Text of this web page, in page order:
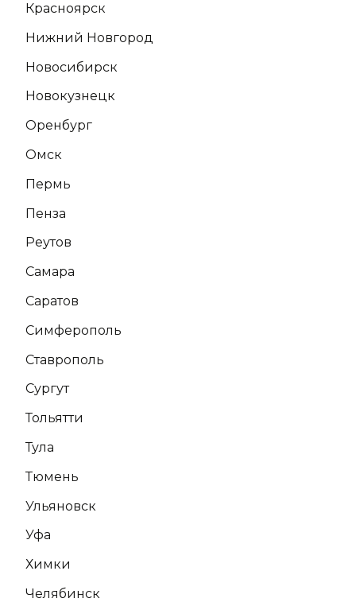
Красноярск
Нижний Новгород
Новосибирск
Новокузнецк
Оренбург
Омск
Пермь
Пенза
Реутов
Самара
Саратов
Симферополь
Ставрополь
Сургут
Тольятти
Тула
Тюмень
Ульяновск
Уфа
Химки
Челябинск